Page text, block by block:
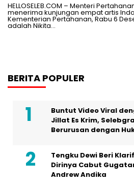
HELLOSELEB.COM – Menteri
menerima kunjungan empat artis
Kementerian Pertahanan, Rabu 6
adalah Nikita…
BERITA POPULER
Buntut Video Viral
Jillat Es Krim,
Berurusan dengan
Tengku Dewi Beri
Dirinya Cabut
Andrew Andika